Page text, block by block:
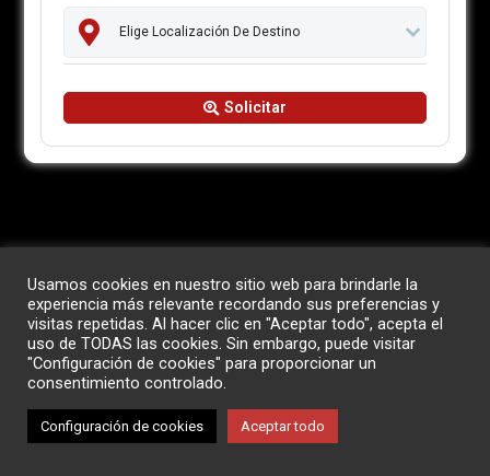
Solicitar
Usamos cookies en nuestro sitio web para brindarle la
experiencia más relevante recordando sus preferencias y
visitas repetidas. Al hacer clic en "Aceptar todo", acepta el
uso de TODAS las cookies. Sin embargo, puede visitar
"Configuración de cookies" para proporcionar un
consentimiento controlado.
Configuración de cookies Aceptar todo